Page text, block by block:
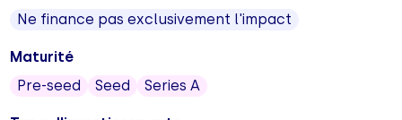
Ne finance pas exclusivement l'impact
Maturité
Pre-seed
Seed Series A